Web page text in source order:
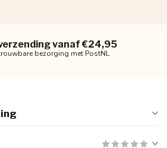
vanaf €24,95
bezorging met PostNL